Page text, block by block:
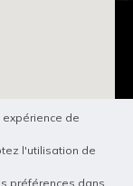
de
l'utilisation de
préférences dans